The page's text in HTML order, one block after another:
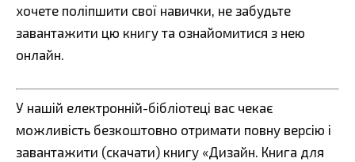
хочете поліпшити свої навички, не забудьте
завантажити цю книгу та ознайомитися з нею
онлайн.
У нашій електронній-бібліотеці вас чекає
можливість безкоштовно отримати повну версію і
завантажити (скачати) книгу «Дизайн. Книга для